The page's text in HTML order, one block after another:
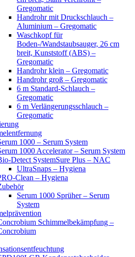
Gregomatic
Handrohr mit Druckschlauch –
Aluminium – Gregomatic
Waschkopf für
Boden-/Wandstaubsauger, 26 cm
breit, Kunststoff (ABS) –
Gregomatic
Handrohr klein – Gregomatic
Handrohr groß – Gregomatic
6 m Standard-Schlauch –
Gregomatic
6 m Verlängerungsschlauch –
Gregomatic
1000 – Serum System
1000 Accelerator – Serum System
Detect SystemSure Plus – NAC
UltraSnaps – Hygiena
Clean – Hygiena
Serum 1000 Sprüher – Serum
System
Schimmelbekämpfung –